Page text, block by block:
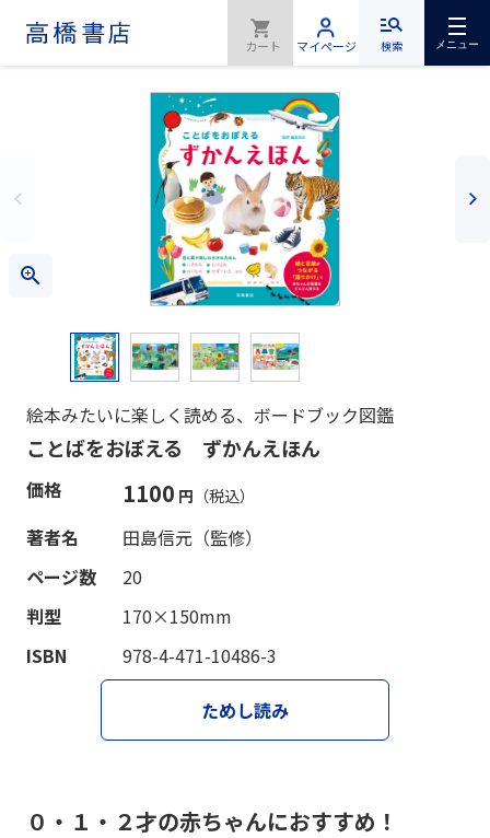
検索 メニュー
絵本みたいに楽しく読める、ボードブック図鑑
ことばをおぼえる ずかんえほん
価格 1100 円 （税込）
著者名
田島信元（監修）
ページ数
20
判型
170×150mm
ISBN
978-4-471-10486-3
ためし読み
０・１・２才の赤ちゃんにおすすめ！